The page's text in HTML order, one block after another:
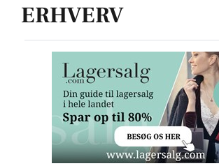
ERHVERV